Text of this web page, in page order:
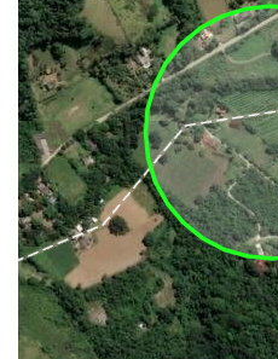
UC Federal
UC Estaduais
UC
Municipais
Hidrografia
1:1.000.000
(ANA)
Biomas
(IBGE)
Vegetação
(IBGE)